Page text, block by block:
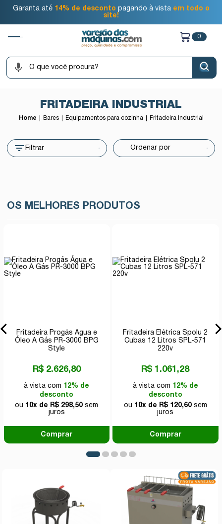
Garanta até 14% de desconto pagando à vista em todo o
site!
0
FRITADEIRA INDUSTRIAL
Home Bares Equipamentos para cozinha Fritadeira Industrial
Filtrar
OS MELHORES PRODUTOS
Fritadeira Progás Água e
Óleo A Gás PR-3000 BPG
Style
R$ 2.626,80
à vista com 12% de
desconto
ou 10x de R$ 298,50 sem
juros
Comprar
Fritadeira Elétrica Spolu 2
Cubas 12 Litros SPL-571
220v
R$ 1.061,28
à vista com 12% de
desconto
ou 10x de R$ 120,60sem
juros
Comprar